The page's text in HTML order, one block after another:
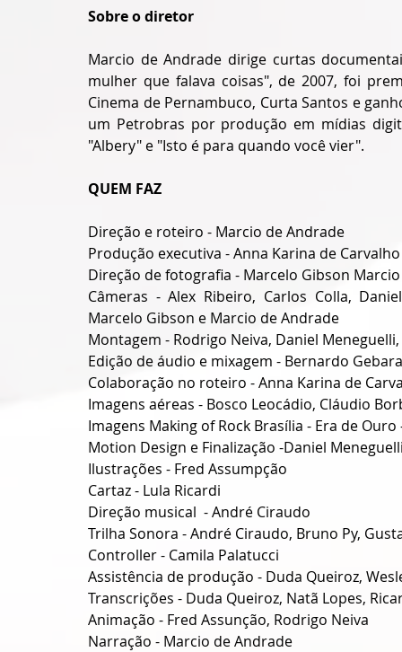
Sobre o diretor
Marcio de Andrade dirige curtas
mulher que falava coisas", de 2007, foi
Cinema de Pernambuco, Curta Santos e
um Petrobras por produção em mídias
"Albery" e "Isto é para quando você vier".
QUEM FAZ
Direção e roteiro - Marcio de Andrade
Produção executiva - Anna Karina de
Direção de fotografia - Marcelo Gibson
Câmeras - Alex Ribeiro, Carlos Colla,
Marcelo Gibson e Marcio de Andrade
Montagem - Rodrigo Neiva, Daniel
Edição de áudio e mixagem - Bernardo Gebara
Colaboração no roteiro - Anna Karina de
Imagens aéreas - Bosco Leocádio, Cláudio
Imagens Making of Rock Brasília - Era de
Motion Design e Finalização -Daniel
Ilustrações - Fred Assumpção
Cartaz - Lula Ricardi
Direção musical  - André Ciraudo
Trilha Sonora - André Ciraudo, Bruno Py,
Controller - Camila Palatucci
Assistência de produção - Duda Queiroz,
Transcrições - Duda Queiroz, Natã Lopes,
Animação - Fred Assunção, Rodrigo Neiva
Narração - Marcio de Andrade